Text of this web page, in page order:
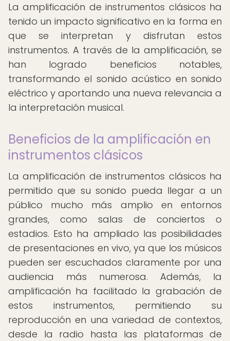
La amplificación de instrumentos clásicos ha
tenido un impacto significativo en la forma en
que se interpretan y disfrutan estos
instrumentos. A través de la amplificación, se
han logrado beneficios notables,
transformando el sonido acústico en sonido
eléctrico y aportando una nueva relevancia a
la interpretación musical.
Beneficios de la amplificación en
instrumentos clásicos
La amplificación de instrumentos clásicos ha
permitido que su sonido pueda llegar a un
público mucho más amplio en entornos
grandes, como salas de conciertos o
estadios. Esto ha ampliado las posibilidades
de presentaciones en vivo, ya que los músicos
pueden ser escuchados claramente por una
audiencia más numerosa. Además, la
amplificación ha facilitado la grabación de
estos instrumentos, permitiendo su
reproducción en una variedad de contextos,
desde la radio hasta las plataformas de